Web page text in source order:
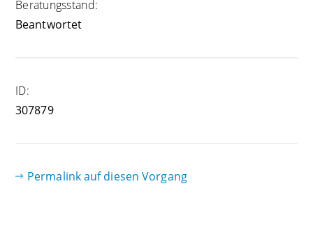
Beratungsstand:
Beantwortet
ID:
307879
Permalink auf diesen Vorgang